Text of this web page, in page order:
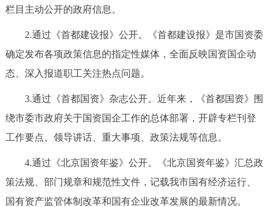
ESPAÑOL العربية PORTUGUÊS
栏目主动公开的政府信息。
2.通过《首都建设报》公开。《首都建设报》是市国资委
确定发布各项政策信息的指定性媒体，全面反映国资国企动
态、深入报道职工关注热点问题。
3.通过《首都国资》杂志公开。近年来，《首都国资》围
绕市委市政府关于国资国企工作的总体部署，开辟专栏刊登
工作要点、领导讲话、重大事项、政策法规等信息。
4.通过《北京国资年鉴》公开。《北京国资年鉴》汇总政
策法规、部门规章和规范性文件，记载我市国有经济运行、
国有资产监管体制改革和国有企业改革发展的最新情况。